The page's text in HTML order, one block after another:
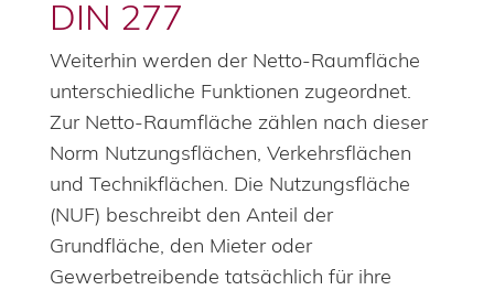
DIN 277
Weiterhin werden der Netto-Raumfläche
unterschiedliche Funktionen zugeordnet.
Zur Netto-Raumfläche zählen nach dieser
Norm Nutzungsflächen, Verkehrsflächen
und Technikflächen. Die Nutzungsfläche
(NUF) beschreibt den Anteil der
Grundfläche, den Mieter oder
Gewerbetreibende tatsächlich für ihre